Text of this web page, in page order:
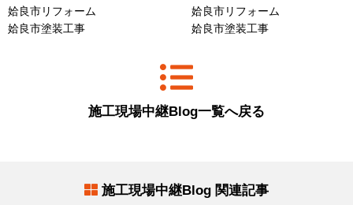
姶良市リフォーム
姶良市塗装工事
施工現場中継Blog一覧へ戻る
姶良市リフォーム
姶良市塗装工事
施工現場中継Blog 関連記事